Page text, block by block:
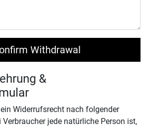
Withdrawal
&
Widerrufsrecht nach folgender
jede natürliche Person ist,